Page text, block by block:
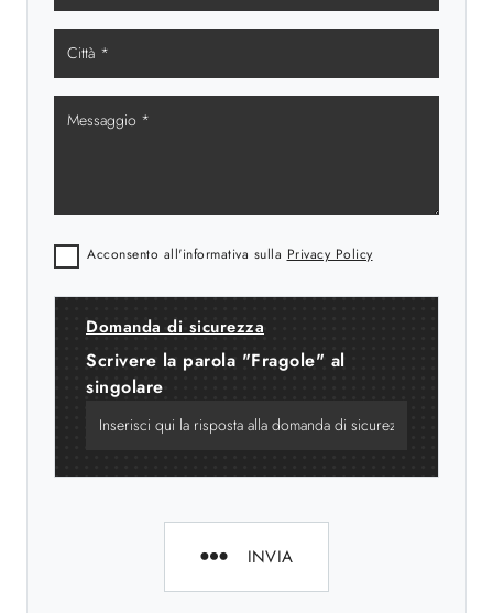
Acconsento all'informativa sulla Privacy Policy
Domanda di sicurezza
Scrivere la parola "Fragole" al
singolare
INVIA